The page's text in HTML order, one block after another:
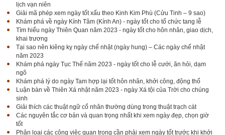
lịch vạn niên
Giải mã phép xem ngày tốt xấu theo Kinh Kim Phù (Cửu Tinh – 9 sao)
Khám phá về ngày Kính Tâm (Kính An) - ngày tốt cho tổ chức tang lễ
Tìm hiểu ngày Thiên Quan năm 2023 - ngày tốt cho hôn nhân, giao dịch,
khai trương
Tại sao nên kiêng kỵ ngày chế nhật (ngày hung) – Các ngày chế nhật
năm 2023
Khám phá ngày Tục Thế năm 2023 - ngày tốt cho lễ cưới, ăn hỏi, dạm
ngõ
Khám phá lý do ngày Tam hợp lại tốt hôn nhân, khởi công, động thổ
Luận bàn về Thiên Xá nhật năm 2023 - ngày Xá tội của Trời cho chúng
sinh
Giải thích các thuật ngữ cổ nhân thường dùng trong thuật trạch cát
Các nguyên tắc cơ bản và quan trọng nhất khi xem ngày đẹp, chọn giờ
tốt
Phân loại các công việc quan trọng cần phải xem ngày tốt trước khi khởi